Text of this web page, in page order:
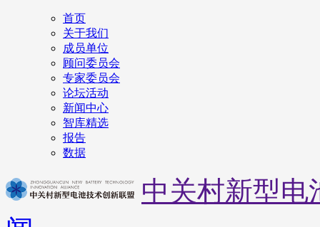
首页
关于我们
成员单位
顾问委员会
专家委员会
论坛活动
新闻中心
智库精选
报告
数据
中关村新型电